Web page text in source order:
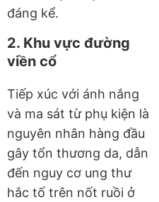
đáng kể.
2. Khu vực đường
viền cổ
Tiếp xúc với ánh nắng
và ma sát từ phụ kiện là
nguyên nhân hàng đầu
gây tổn thương da, dẫn
đến nguy cơ ung thư
hắc tố trên nốt ruồi ở